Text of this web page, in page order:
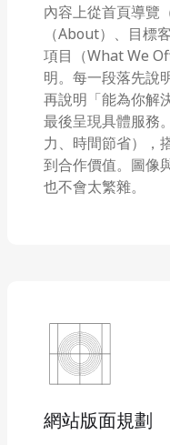
內容上從首頁導覽
（About）、目標
項目（What We
明。每一段落先說
再說明「能為你解
最後呈現具體服務
力、時間節省），
到合作價值。圖像
也不會太繁雜。
網站版面規劃